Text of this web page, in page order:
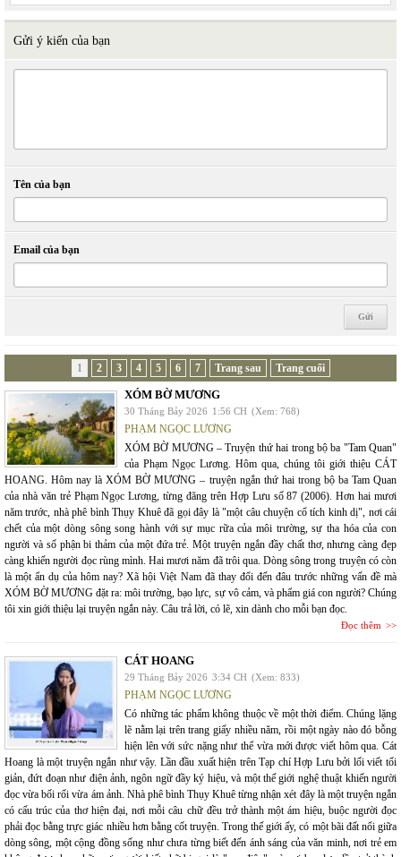
Gửi ý kiến của bạn
Tên của bạn
Email của bạn
1 2 3 4 5 6 7 Trang sau Trang cuối
XÓM BỜ MƯƠNG
30 Tháng Bảy 2026 1:56 CH (Xem: 768)
PHẠM NGỌC LƯƠNG
XÓM BỜ MƯƠNG – Truyện thứ hai trong bộ ba "Tam Quan"
của Phạm Ngọc Lương. Hôm qua, chúng tôi giới thiệu CÁT
HOANG. Hôm nay là XÓM BỜ MƯƠNG – truyện ngắn thứ hai trong bộ ba Tam Quan
của nhà văn trẻ Phạm Ngọc Lương, từng đăng trên Hợp Lưu số 87 (2006). Hơn hai mươi
năm trước, nhà phê bình Thụy Khuê đã gọi đây là "một câu chuyện cổ tích kinh dị", nơi cái
chết của một dòng sông song hành với sự mục rữa của môi trường, sự tha hóa của con
người và số phận bi thảm của một đứa trẻ. Một truyện ngắn đầy chất thơ, nhưng càng đẹp
càng khiến người đọc rùng mình. Hai mươi năm đã trôi qua. Dòng sông trong truyện có còn
là một ẩn dụ của hôm nay? Xã hội Việt Nam đã thay đổi đến đâu trước những vấn đề mà
XÓM BỜ MƯƠNG đặt ra: môi trường, bạo lực, sự vô cảm, và phẩm giá con người? Chúng
tôi xin giới thiệu lại truyện ngắn này. Câu trả lời, có lẽ, xin dành cho mỗi bạn đọc.
Đọc thêm
CÁT HOANG
29 Tháng Bảy 2026 3:34 CH (Xem: 833)
PHẠM NGỌC LƯƠNG
Có những tác phẩm không thuộc về một thời điểm. Chúng lặng
lẽ nằm lại trên trang giấy nhiều năm, rồi một ngày nào đó bỗng
hiện lên với sức nặng như thể vừa mới được viết hôm qua. Cát
Hoang là một truyện ngắn như vậy. Lần đầu xuất hiện trên Tạp chí Hợp Lưu bởi lối viết tối
giản, đứt đoạn như điện ảnh, ngôn ngữ đầy ký hiệu, và một thế giới nghệ thuật khiến người
đọc vừa bối rối vừa ám ảnh. Nhà phê bình Thụy Khuê từng nhận xét đây là một truyện ngắn
có cấu trúc của thơ hiện đại, nơi mỗi câu chữ đều trở thành một ám hiệu, buộc người đọc
phải đọc bằng trực giác nhiều hơn bằng cốt truyện. Trong thế giới ấy, có một bãi đất nổi giữa
dòng sông, một cộng đồng sống như chưa từng biết đến ánh sáng của văn minh, nơi trẻ em